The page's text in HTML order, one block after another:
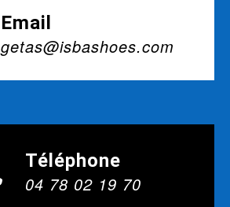
Email
getas@isbashoes.com
Téléphone
04 78 02 19 70